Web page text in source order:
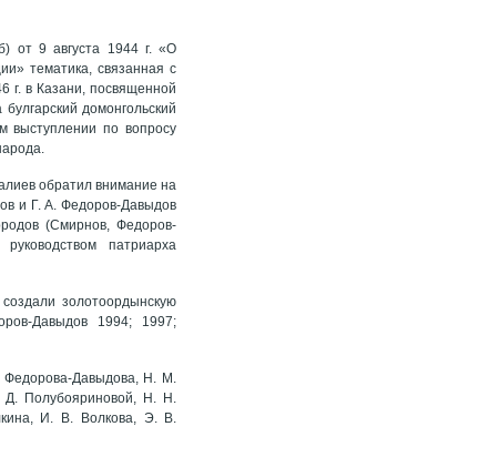
от 9 августа 1944 г. «О
тематика, связанная с
в Казани, посвященной
домонгольский
выступлении по вопросу
обратил внимание на
и Г. А. Федоров-Давыдов
(Смирнов, Федоров-
патриарха
золотоордынскую
Давыдов 1994; 1997;
Федорова-Давыдова, Н. М.
Полубояриновой, Н. Н.
И. В. Волкова, Э. В.